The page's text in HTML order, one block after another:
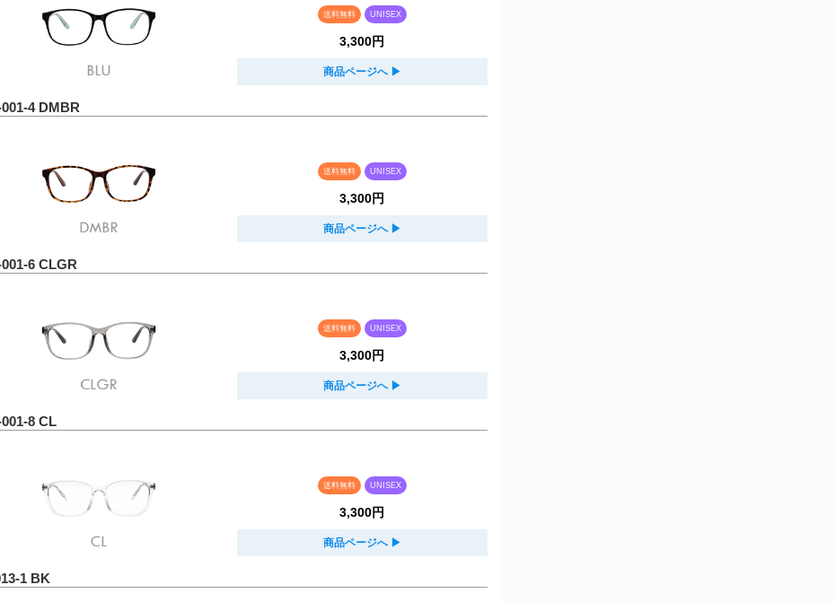
送料無料 UNISEX
3,300円
商品ページへ ▶︎
4 DMBR
送料無料 UNISEX
3,300円
商品ページへ ▶︎
6 CLGR
送料無料 UNISEX
3,300円
商品ページへ ▶︎
8 CL
送料無料 UNISEX
3,300円
商品ページへ ▶︎
1 BK